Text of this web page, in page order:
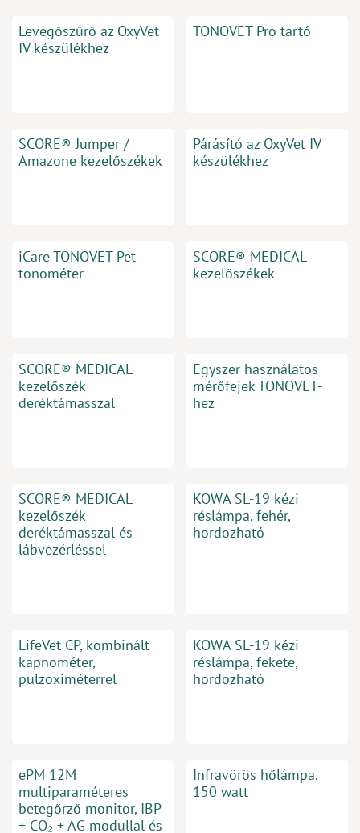
Levegőszűrő az OxyVet
IV készülékhez
TONOVET Pro tartó
SCORE® Jumper /
Amazone kezelőszékek
Párásító az OxyVet IV
készülékhez
iCare TONOVET Pet
tonométer
SCORE® MEDICAL
kezelőszékek
SCORE® MEDICAL
kezelőszék
deréktámasszal
Egyszer használatos
mérőfejek TONOVET-
hez
SCORE® MEDICAL
kezelőszék
deréktámasszal és
lábvezérléssel
KOWA SL-19 kézi
réslámpa, fehér,
hordozható
LifeVet CP, kombinált
kapnométer,
pulzoximéterrel
KOWA SL-19 kézi
réslámpa, fekete,
hordozható
ePM 12M
multiparaméteres
betegőrző monitor, IBP
+ CO₂ + AG modullal és
Infravörös hőlámpa,
150 watt